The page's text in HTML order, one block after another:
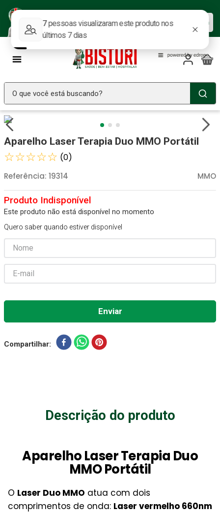
ofertas.
Baixar agora
O que você está buscando?
Aparelho Laser Terapia Duo MMO Portátil
☆☆☆☆☆ (0)
MMO
Referência: 19314
Este produto não está disponível no momento
Quero saber quando estiver disponível
Compartilhar
Descrição do produto
Aparelho Laser Terapia Duo
MMO Portátil
O Laser Duo MMO atua com dois
comprimentos de onda: Laser vermelho 660nm
5º Estetoscopio Littmann
Aparelho Pressão
7º Absorvente Geriatrico
8º
9º